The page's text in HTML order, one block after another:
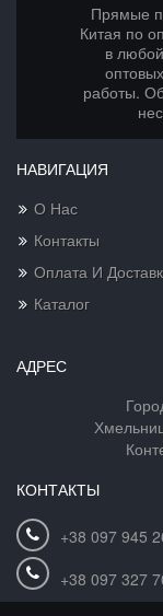
Прямые
Китая по
в
работы.
НАВИГАЦИЯ
О Нас
Контакты
Оплата И
Каталог
АДРЕС
КОНТАКТЫ
+38 097 945
+38 097 327